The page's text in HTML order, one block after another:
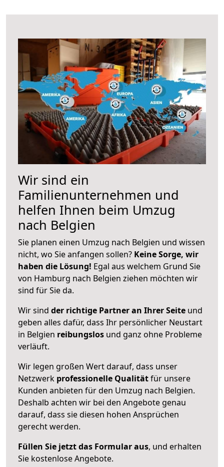
Wir sind ein
Familienunternehmen und
helfen Ihnen beim Umzug
nach Belgien
Sie planen einen Umzug nach Belgien und wissen
nicht, wo Sie anfangen sollen? Keine Sorge, wir
haben die Lösung! Egal aus welchem Grund Sie
von Hamburg nach Belgien ziehen möchten wir
sind für Sie da.
Wir sind der richtige Partner an Ihrer Seite und
geben alles dafür, dass Ihr persönlicher Neustart
in Belgien reibungslos und ganz ohne Probleme
verläuft.
Wir legen großen Wert darauf, dass unser
Netzwerk professionelle Qualitätfür unsere
Kunden anbieten für den Umzug nach Belgien.
Deshalb achten wir bei den Angebote genau
darauf, dass sie diesen hohen Ansprüchen
gerecht werden.
Füllen Sie jetzt das Formular aus, und erhalten
Sie kostenlose Angebote.